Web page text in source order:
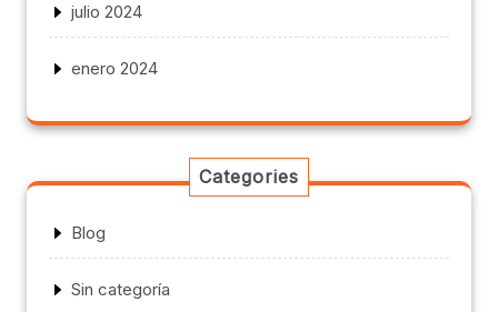
julio 2024
enero 2024
Categories
Blog
Sin categoría